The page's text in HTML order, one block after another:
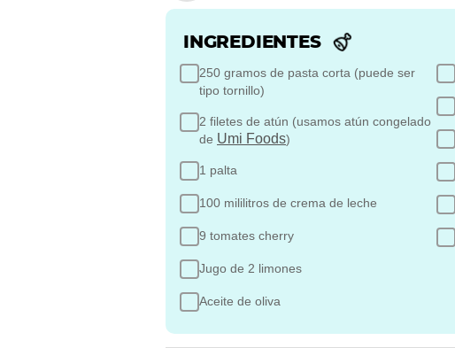
INGREDIENTES
250 gramos de pasta corta (puede ser
tipo tornillo)
2 filetes de atún (usamos atún congelado
de Umi Foods)
1 palta
100 mililitros de crema de leche
9 tomates cherry
Jugo de 2 limones
Aceite de oliva